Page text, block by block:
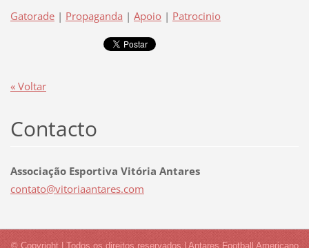
Gatorade | Propaganda | Apoio | Patrocinio
« Voltar
Contacto
Associação Esportiva Vitória Antares
contato@vitoriaantares.com
© Copyright | Todos os direitos reservados | Antares Football Americano